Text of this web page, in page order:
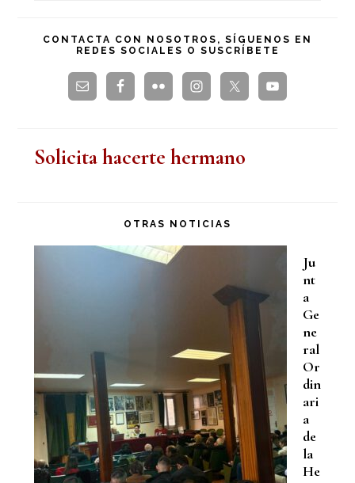
esta
CONTACTA CON NOSOTROS, SÍGUENOS EN
REDES SOCIALES O SUSCRÍBETE
Solicita hacerte hermano
OTRAS NOTICIAS
Ju
nt
a
Ge
ne
ral
Or
din
ari
a
de
la
He